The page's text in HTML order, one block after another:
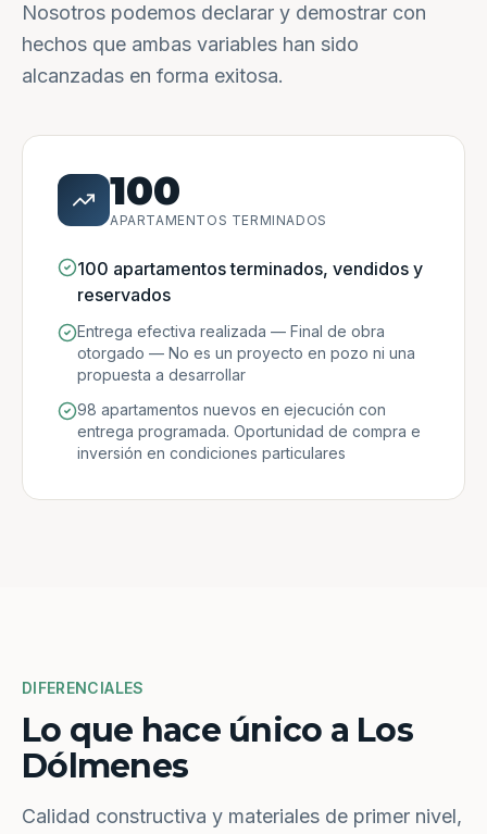
Nosotros podemos declarar y demostrar con
hechos que ambas variables han sido
alcanzadas en forma exitosa.
100
APARTAMENTOS TERMINADOS
100 apartamentos terminados, vendidos y
reservados
Entrega efectiva realizada — Final de obra
otorgado — No es un proyecto en pozo ni una
propuesta a desarrollar
98 apartamentos nuevos en ejecución con
entrega programada. Oportunidad de compra e
inversión en condiciones particulares
DIFERENCIALES
Lo que hace único a Los
Dólmenes
Calidad constructiva y materiales de primer nivel,